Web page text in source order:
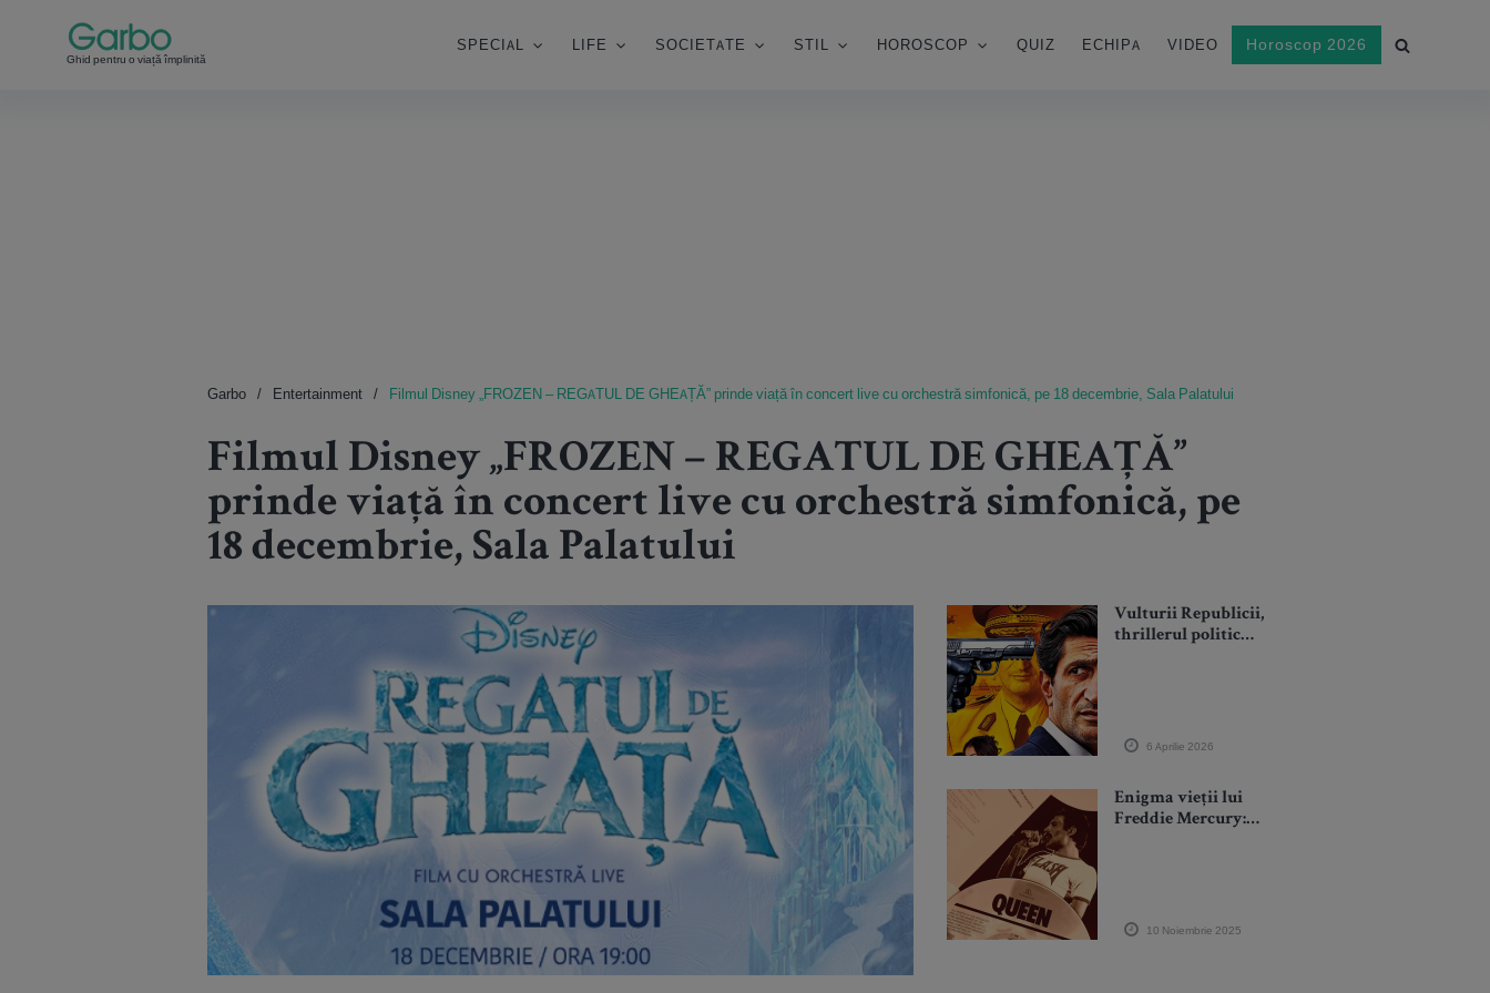
Ghid pentru o viață împlinită
SPECIAL LIFE SOCIETATE STIL HOROSCOP QUIZ ECHIPA VIDEO Horoscop 2026
Garbo Entertainment Filmul Disney „FROZEN – REGATUL DE GHEAȚĂ” prinde viață în concert live cu orchestră simfonică, pe 18 decembrie, Sala Palatului
Filmul Disney „FROZEN – REGATUL DE GHEAȚĂ”
prinde viață în concert live cu orchestră simfonică, pe
18 decembrie, Sala Palatului
Vulturii Republicii,
thrillerul politic
6 Aprilie 2026
Enigma vieții lui
Freddie Mercury:
cenușa10 Noiembrie 2025